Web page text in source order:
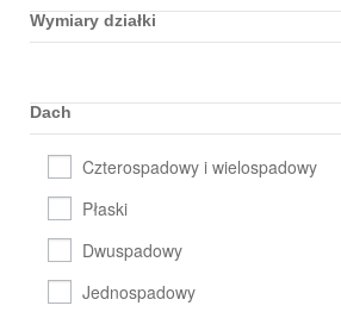
Wymiary działki
Dach
Jednospadowy
Płaski
Dwuspadowy
Czterospadowy i wielospadowy